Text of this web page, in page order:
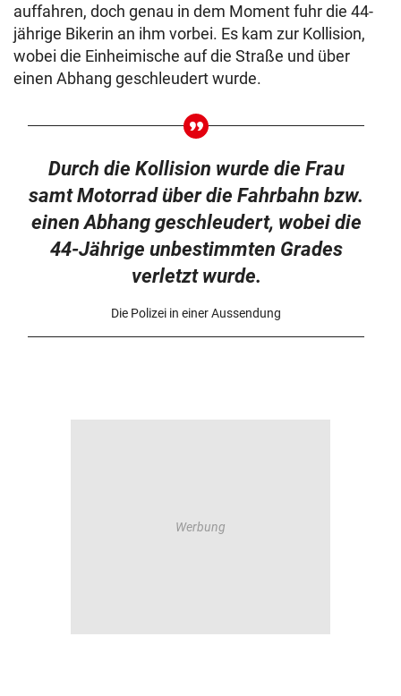
auffahren, doch genau in dem Moment fuhr die 44-
jährige Bikerin an ihm vorbei. Es kam zur Kollision,
wobei die Einheimische auf die Straße und über
einen Abhang geschleudert wurde.
Durch die Kollision wurde die Frau
samt Motorrad über die Fahrbahn bzw.
einen Abhang geschleudert, wobei die
44-Jährige unbestimmten Grades
verletzt wurde.
Die Polizei in einer Aussendung